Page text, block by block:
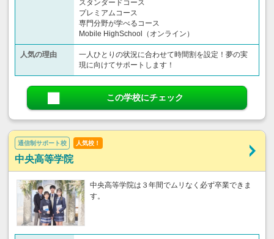
スタンダードコース
プレミアムコース
専門分野が学べるコース
Mobile HighSchool（オンライン）
人気の理由
一人ひとりの状況に合わせて時間割を設定！夢の実
現に向けてサポートします！
この学校にチェック
通信制サポート校 人気校！
中央高等学院
中央高等学院は３年間でムリなく必ず卒業できま
す。